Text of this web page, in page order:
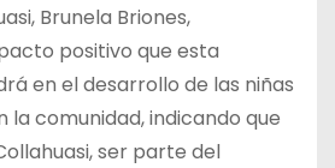
Brunela Briones,
positivo que esta
en el desarrollo de las niñas
la comunidad, indicando que
ser parte del